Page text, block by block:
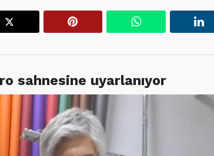
sahnesine uyarlanıyor